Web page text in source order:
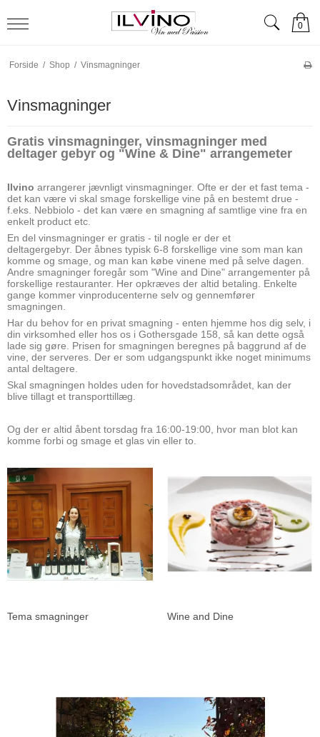
0
Forside / Shop / Vinsmagninger
Vinsmagninger
Gratis vinsmagninger, vinsmagninger med
deltager gebyr og "Wine & Dine" arrangemeter
Ilvino arrangerer jævnligt vinsmagninger. Ofte er der et fast tema -
det kan være vi skal smage forskellige vine på en bestemt drue -
f.eks. Nebbiolo - det kan være en smagning af samtlige vine fra en
enkelt product etc.
En del vinsmagninger er gratis - til nogle er der et
deltagergebyr. Der åbnes typisk 6-8 forskellige vine som man kan
komme og smage, og man kan købe vinene med på selve dagen.
Andre smagninger foregår som "Wine and Dine" arrangementer på
forskellige restauranter. Her opkræves der altid betaling. Enkelte
gange kommer vinproducenterne selv og gennemfører
smagningen.
Har du behov for en privat smagning - enten hjemme hos dig selv, i
din virksomhed eller hos os i Gothersgade 158, så kan dette også
lade sig gøre. Prisen for smagningen beregnes på baggrund af de
vine, der serveres. Der er som udgangspunkt ikke noget minimums
antal deltagere.
Skal smagningen holdes uden for hovedstadsområdet, kan der
blive tillagt et transporttillæg.
Og der er altid åbent torsdag fra 16:00-19:00, hvor man blot kan
komme forbi og smage et glas vin eller to.
Tema smagninger Wine and Dine